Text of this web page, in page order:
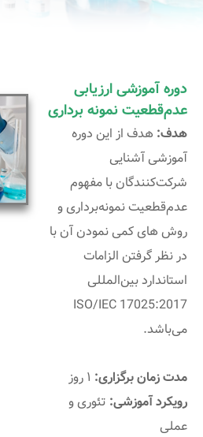
دوره آموزشی ارزیابی
عدم‌قطعیت نمونه برداری
هدف: هدف از این دوره
آموزشی آشنایی
شرکت‌کنندگان با مفهوم
عدم‌قطعیت نمونه‌برداری و
روش های کمی نمودن آن با
در نظر گرفتن الزامات
استاندارد بین‌المللی
ISO/IEC 17025:2017
می‌باشد.
مدت زمان برگزاری:
رویکرد آموزشی: تئوری و
عملی